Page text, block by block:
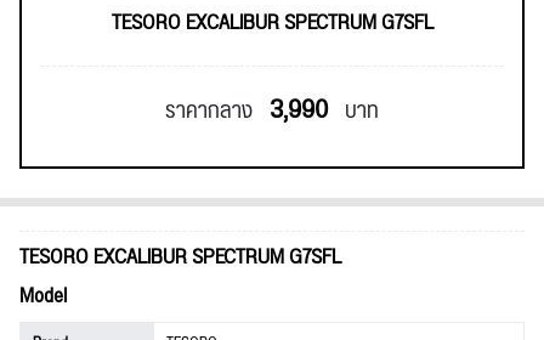
TESORO EXCALIBUR SPECTRUM G7SFL
ราคากลาง 3,990 บาท
TESORO EXCALIBUR SPECTRUM G7SFL
Model